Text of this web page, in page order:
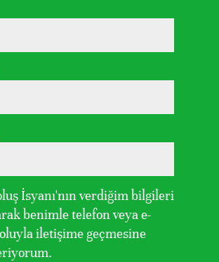
İsyanı'nın verdiğim bilgileri
benimle telefon veya e-
iletişime geçmesine